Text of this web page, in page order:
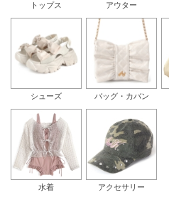
トップス アウター
シューズ バッグ・カバン
水着 アクセサリー